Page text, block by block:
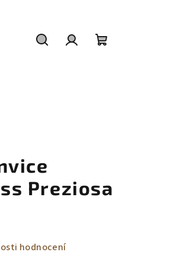
Preziosa
hodnocení